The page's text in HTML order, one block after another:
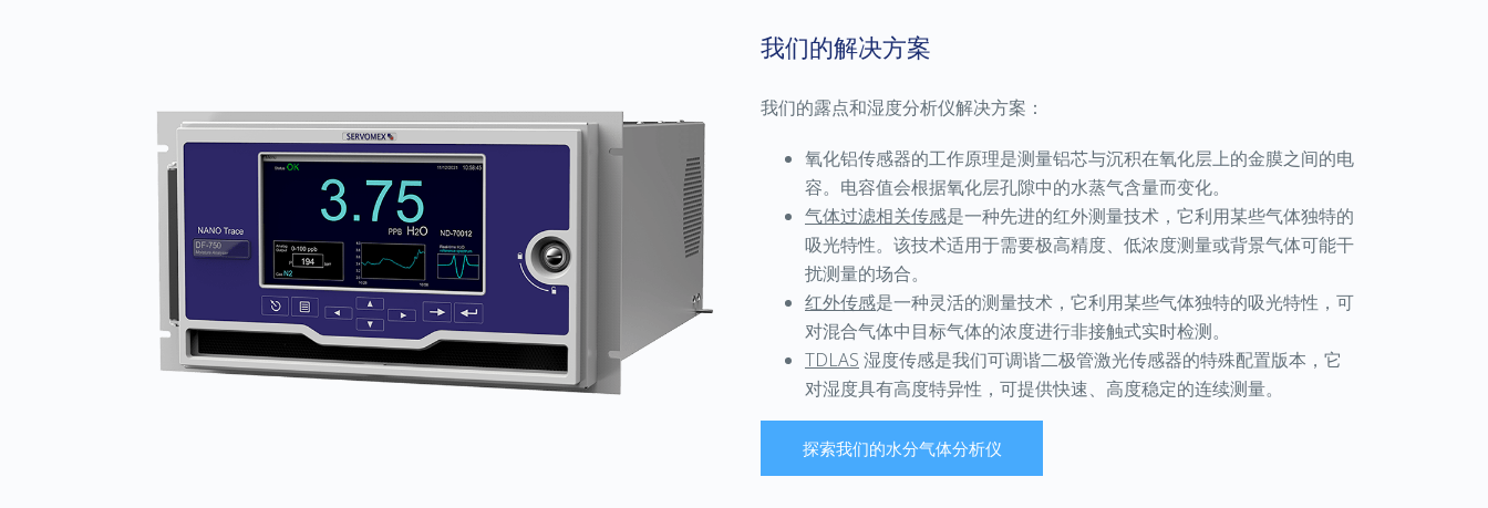
我们的解决方案
我们的露点和湿度分析仪解决方案：
氧化铝传感器的工作原理是测量铝芯与沉积在氧化层上的金膜之间的电
容。电容值会根据氧化层孔隙中的水蒸气含量而变化。
气体过滤相关传感是一种先进的红外测量技术，它利用某些气体独特的
吸光特性。该技术适用于需要极高精度、低浓度测量或背景气体可能干
扰测量的场合。
红外传感是一种灵活的测量技术，它利用某些气体独特的吸光特性，可
对混合气体中目标气体的浓度进行非接触式实时检测。
TDLAS 湿度传感是我们可调谐二极管激光传感器的特殊配置版本，它
对湿度具有高度特异性，可提供快速、高度稳定的连续测量。
探索我们的水分气体分析仪